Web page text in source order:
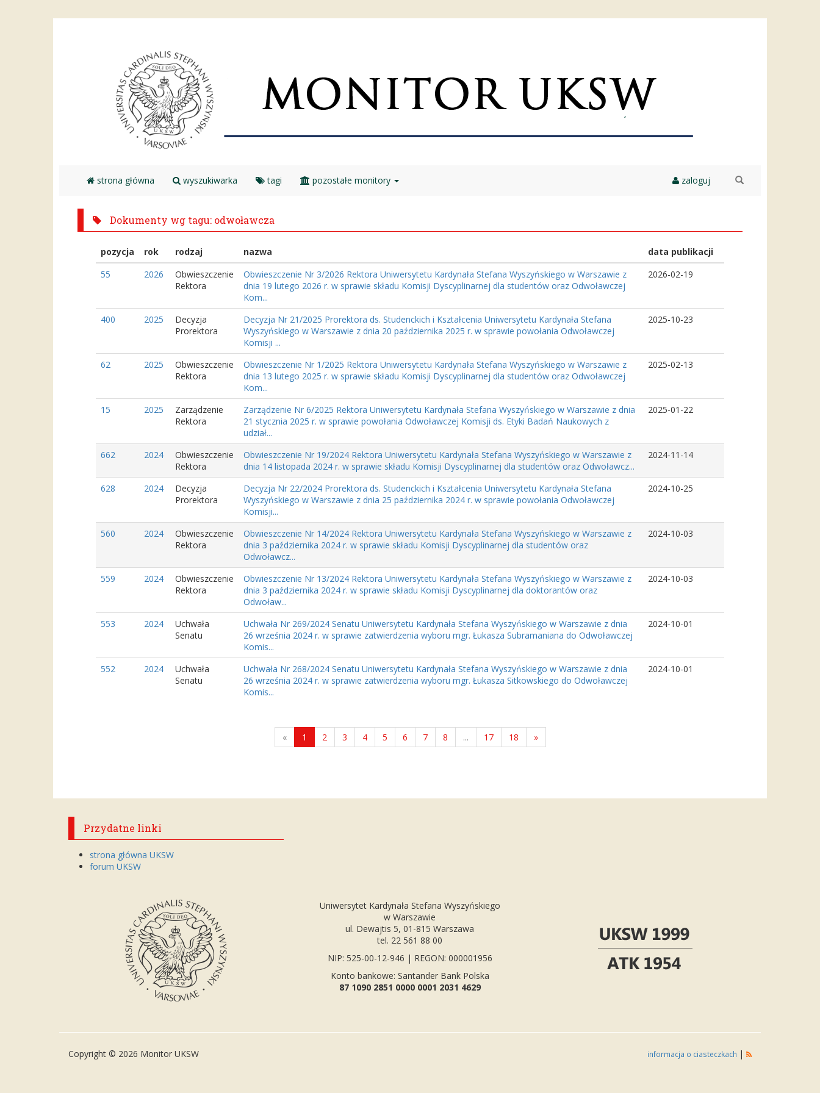
strona główna wyszukiwarka tagi pozostałe monitory zaloguj
Dokumenty wg tagu: odwoławcza
pozycja rok rodzaj nazwa
data publikacji
55
2026
Obwieszczenie
Rektora
Obwieszczenie Nr 3/2026 Rektora Uniwersytetu Kardynała Stefana Wyszyńskiego w Warszawie z
dnia 19 lutego 2026 r. w sprawie składu Komisji Dyscyplinarnej dla studentów oraz Odwoławczej
Kom...
2026-02-19
400 2025
Decyzja
Prorektora
Decyzja Nr 21/2025 Prorektora ds. Studenckich i Kształcenia Uniwersytetu Kardynała Stefana
Wyszyńskiego w Warszawie z dnia 20 października 2025 r. w sprawie powołania Odwoławczej
Komisji ...
2025-10-23
62 2025
Obwieszczenie
Rektora
Obwieszczenie Nr 1/2025 Rektora Uniwersytetu Kardynała Stefana Wyszyńskiego w Warszawie z
dnia 13 lutego 2025 r. w sprawie składu Komisji Dyscyplinarnej dla studentów oraz Odwoławczej
Kom...
2025-02-13
15 2025
Zarządzenie
Rektora
Zarządzenie Nr 6/2025 Rektora Uniwersytetu Kardynała Stefana Wyszyńskiego w Warszawie z dnia
21 stycznia 2025 r. w sprawie powołania Odwoławczej Komisji ds. Etyki Badań Naukowych z
udział...
2025-01-22
662 2024
Obwieszczenie
Rektora
Obwieszczenie Nr 19/2024 Rektora Uniwersytetu Kardynała Stefana Wyszyńskiego w Warszawie z
dnia 14 listopada 2024 r. w sprawie składu Komisji Dyscyplinarnej dla studentów oraz Odwoławcz...
2024-11-14
628 2024
Decyzja
Prorektora
Decyzja Nr 22/2024 Prorektora ds. Studenckich i Kształcenia Uniwersytetu Kardynała Stefana
Wyszyńskiego w Warszawie z dnia 25 października 2024 r. w sprawie powołania Odwoławczej
Komisji...
2024-10-25
560 2024
Obwieszczenie
Rektora
Obwieszczenie Nr 14/2024 Rektora Uniwersytetu Kardynała Stefana Wyszyńskiego w Warszawie z
dnia 3 października 2024 r. w sprawie składu Komisji Dyscyplinarnej dla studentów oraz
Odwoławcz...
2024-10-03
559 2024
Obwieszczenie
Rektora
Obwieszczenie Nr 13/2024 Rektora Uniwersytetu Kardynała Stefana Wyszyńskiego w Warszawie z
dnia 3 października 2024 r. w sprawie składu Komisji Dyscyplinarnej dla doktorantów oraz
Odwoław...
2024-10-03
553 2024
Uchwała
Senatu
Uchwała Nr 269/2024 Senatu Uniwersytetu Kardynała Stefana Wyszyńskiego w Warszawie z dnia
26 września 2024 r. w sprawie zatwierdzenia wyboru mgr. Łukasza Subramaniana do Odwoławczej
Komis...
2024-10-01
552 2024
Uchwała
Senatu
Uchwała Nr 268/2024 Senatu Uniwersytetu Kardynała Stefana Wyszyńskiego w Warszawie z dnia
26 września 2024 r. w sprawie zatwierdzenia wyboru mgr. Łukasza Sitkowskiego do Odwoławczej
Komis...
2024-10-01
« 1 2 3 4 5 6 7 8 ... 17 18 »
Przydatne linki
strona główna UKSW
forum UKSW
Uniwersytet Kardynała Stefana Wyszyńskiego
w Warszawie
ul. Dewajtis 5, 01-815 Warszawa
tel. 22 561 88 00
NIP: 525-00-12-946 | REGON: 000001956
Konto bankowe: Santander Bank Polska
87 1090 2851 0000 0001 2031 4629
Copyright © 2026 Monitor UKSW informacja o ciasteczkach |